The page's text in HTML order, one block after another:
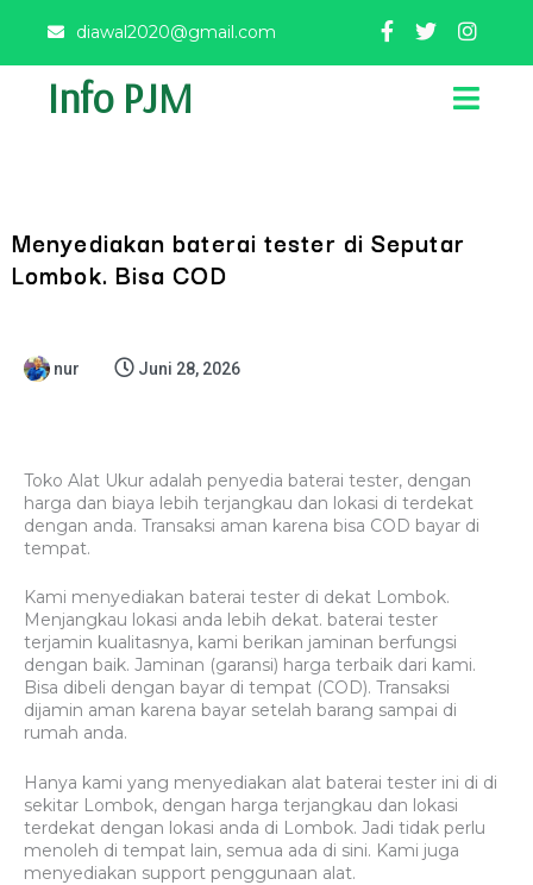
diawal2020@gmail.com
Info PJM
Menyediakan baterai tester di Seputar
Lombok. Bisa COD
nur Juni 28, 2026
Toko Alat Ukur adalah penyedia baterai tester, dengan
harga dan biaya lebih terjangkau dan lokasi di terdekat
dengan anda. Transaksi aman karena bisa COD bayar di
tempat.
Kami menyediakan baterai tester di dekat Lombok.
Menjangkau lokasi anda lebih dekat. baterai tester
terjamin kualitasnya, kami berikan jaminan berfungsi
dengan baik. Jaminan (garansi) harga terbaik dari kami.
Bisa dibeli dengan bayar di tempat (COD). Transaksi
dijamin aman karena bayar setelah barang sampai di
rumah anda.
Hanya kami yang menyediakan alat baterai tester ini di di
sekitar Lombok, dengan harga terjangkau dan lokasi
terdekat dengan lokasi anda di Lombok. Jadi tidak perlu
menoleh di tempat lain, semua ada di sini. Kami juga
menyediakan support penggunaan alat.